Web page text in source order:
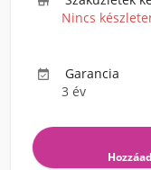
Nincs

Garancia
3 év